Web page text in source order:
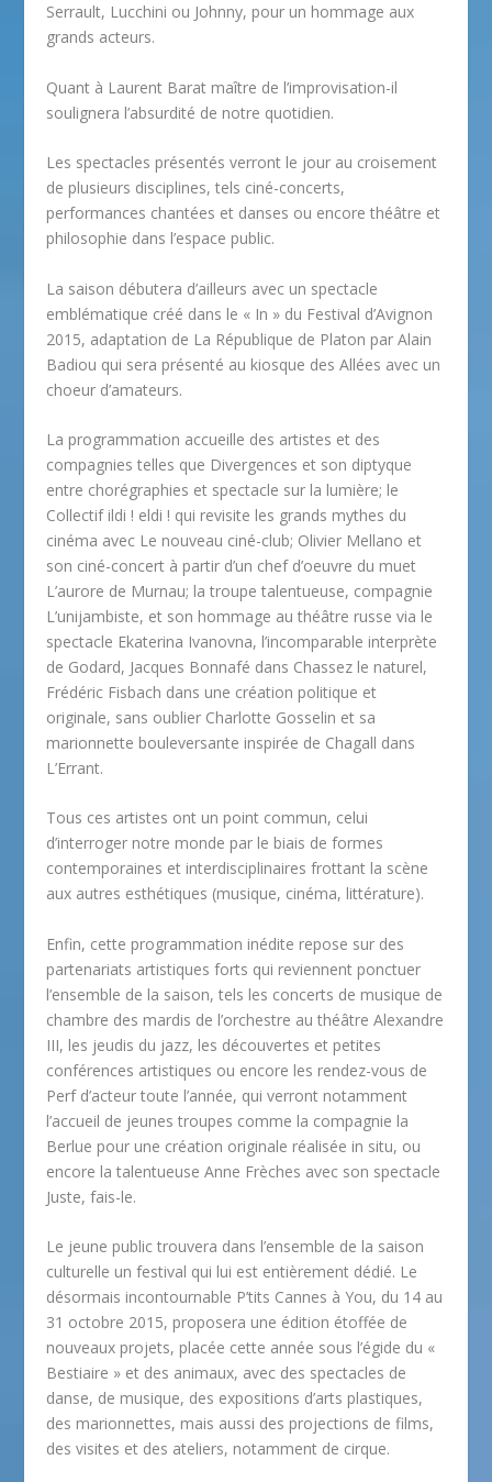
Serrault, Lucchini ou Johnny, pour un hommage aux
grands acteurs.
Quant à Laurent Barat maître de l’improvisation-il
soulignera l’absurdité de notre quotidien.
Les spectacles présentés verront le jour au croisement
de plusieurs disciplines, tels ciné-concerts,
performances chantées et danses ou encore théâtre et
philosophie dans l’espace public.
La saison débutera d’ailleurs avec un spectacle
emblématique créé dans le « In » du Festival d’Avignon
2015, adaptation de La République de Platon par Alain
Badiou qui sera présenté au kiosque des Allées avec un
choeur d’amateurs.
La programmation accueille des artistes et des
compagnies telles que Divergences et son diptyque
entre chorégraphies et spectacle sur la lumière; le
Collectif ildi ! eldi ! qui revisite les grands mythes du
cinéma avec Le nouveau ciné-club; Olivier Mellano et
son ciné-concert à partir d’un chef d’oeuvre du muet
L’aurore de Murnau; la troupe talentueuse, compagnie
L’unijambiste, et son hommage au théâtre russe via le
spectacle Ekaterina Ivanovna, l’incomparable interprète
de Godard, Jacques Bonnafé dans Chassez le naturel,
Frédéric Fisbach dans une création politique et
originale, sans oublier Charlotte Gosselin et sa
marionnette bouleversante inspirée de Chagall dans
L’Errant.
Tous ces artistes ont un point commun, celui
d’interroger notre monde par le biais de formes
contemporaines et interdisciplinaires frottant la scène
aux autres esthétiques (musique, cinéma, littérature).
Enfin, cette programmation inédite repose sur des
partenariats artistiques forts qui reviennent ponctuer
l’ensemble de la saison, tels les concerts de musique de
chambre des mardis de l’orchestre au théâtre Alexandre
III, les jeudis du jazz, les découvertes et petites
conférences artistiques ou encore les rendez-vous de
Perf d’acteur toute l’année, qui verront notamment
l’accueil de jeunes troupes comme la compagnie la
Berlue pour une création originale réalisée in situ, ou
encore la talentueuse Anne Frèches avec son spectacle
Juste, fais-le.
Le jeune public trouvera dans l’ensemble de la saison
culturelle un festival qui lui est entièrement dédié. Le
désormais incontournable P’tits Cannes à You, du 14 au
31 octobre 2015, proposera une édition étoffée de
nouveaux projets, placée cette année sous l’égide du «
Bestiaire » et des animaux, avec des spectacles de
danse, de musique, des expositions d’arts plastiques,
des marionnettes, mais aussi des projections de films,
des visites et des ateliers, notamment de cirque.